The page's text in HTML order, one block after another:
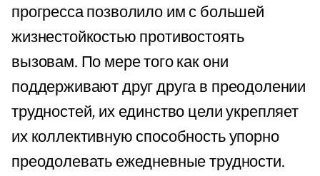
прогресса позволило им с большей
жизнестойкостью противостоять
вызовам. По мере того как они
поддерживают друг друга в преодолении
трудностей, их единство цели укрепляет
их коллективную способность упорно
преодолевать ежедневные трудности.